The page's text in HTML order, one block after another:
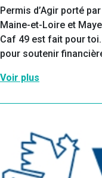
Permis d’Agir porté
Maine-et-Loire et
Caf 49 est fait pour
pour soutenir
Voir plus